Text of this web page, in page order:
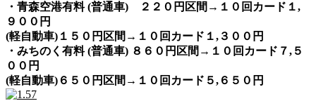
・青森空港有料 (普通車) ２２０円区間→１０回カード１,
９００円
(軽自動車)１５０円区間→１０回カード１,３００円
・みちのく有料 (普通車) ８６０円区間→１０回カード７,５
００円
(軽自動車)６５０円区間→１０回カード５,６５０円